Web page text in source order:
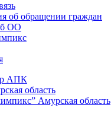
об обращении граждан
ОО
АПК
область
Амурская область